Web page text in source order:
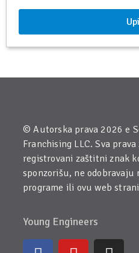
© Autorska prava 2026 e
Franchising LLC. Sva
registrovani zaštitni znak
sponzorišu, ne odobravaju
programe ili ovu web
Young Engineers